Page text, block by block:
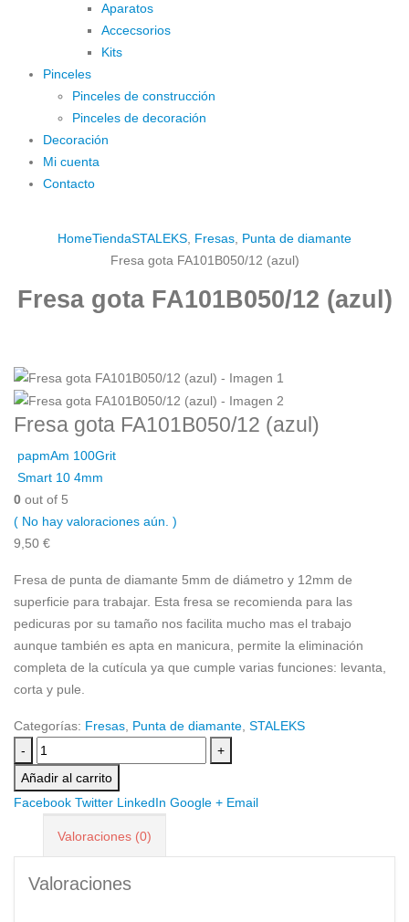
Aparatos
Accecsorios
Kits
Pinceles
Pinceles de construcción
Pinceles de decoración
Decoración
Mi cuenta
Contacto
HomeTiendaSTALEKS, Fresas, Punta de diamante
Fresa gota FA101B050/12 (azul)
Fresa gota FA101B050/12 (azul)
Fresa gota FA101B050/12 (azul)
papmAm 100Grit
Smart 10 4mm
0 out of 5
( No hay valoraciones aún. )
9,50 €
Fresa de punta de diamante 5mm de diámetro y 12mm de
superficie para trabajar. Esta fresa se recomienda para las
pedicuras por su tamaño nos facilita mucho mas el trabajo
aunque también es apta en manicura, permite la eliminación
completa de la cutícula ya que cumple varias funciones: levanta,
corta y pule.
Categorías: Fresas Punta de diamante STALEKS
-
+
Añadir al carrito
Facebook Twitter LinkedIn Google + Email
Valoraciones (0)
Valoraciones